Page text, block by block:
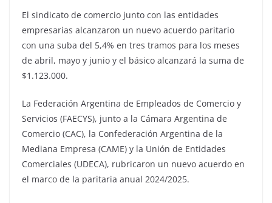
El sindicato de comercio junto con las entidades
empresarias alcanzaron un nuevo acuerdo paritario
con una suba del 5,4% en tres tramos para los meses
de abril, mayo y junio y el básico alcanzará la suma de
$1.123.000.
La Federación Argentina de Empleados de Comercio y
Servicios (FAECYS), junto a la Cámara Argentina de
Comercio (CAC), la Confederación Argentina de la
Mediana Empresa (CAME) y la Unión de Entidades
Comerciales (UDECA), rubricaron un nuevo acuerdo en
el marco de la paritaria anual 2024/2025.